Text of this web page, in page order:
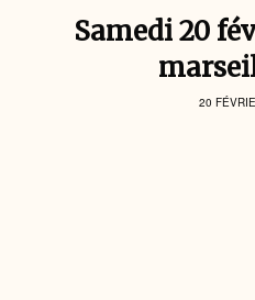
Samedi 20
20